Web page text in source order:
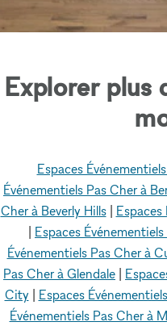
Explorer plus
Espaces
Événementiels Pas Cher à
Cher à Beverly Hills|
Espaces
Événementiels Pas Cher à
Pas Cher à Glendale
City
Espaces
Événementiels Pas Cher à